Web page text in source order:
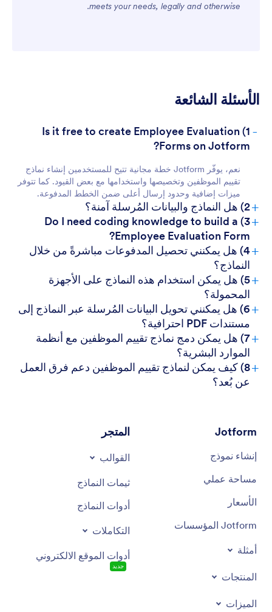
للعملاء:
meets your needs, legally and otherwise.
الأسئلة الشائعة
-
1) Is it free to create Employee Evaluation
Forms on Jotform?
نعم، يوفّر Jotform خطة مجانية تتيح للمستخدمين إنشاء نماذج
تقييم الموظفين وتخصيصها واستخدامها مع بعض القيود. كما تتوفر
ميزات إضافية وحدود إرسال أعلى ضمن الخطط المدفوعة.
+2) هل النماذج والبيانات المُرسلة آمنة؟
+
3) Do I need coding knowledge to build a
Employee Evaluation Form?
+
4) هل يمكنني تحصيل المدفوعات مباشرةً من خلال
النماذج؟
+ 5) هل يمكن استخدام هذه النماذج على الأجهزة
المحمولة؟
+
6) هل يمكنني تحويل البيانات المُرسلة عبر النماذج إلى
مستندات PDF احترافية؟
+ 7) هل يمكن دمج نماذج تقييم الموظفين مع أنظمة
الموارد البشرية؟
+ 8) كيف يمكن لنماذج تقييم الموظفين دعم فرق العمل
عن بُعد؟
Jotform
إنشاء نموذج
مساحة عملي
الأسعار
Jotform المؤسسات
أمثلة
المنتجات
الميزات
المتجر
القوالب
ثيمات النماذج
أدوات النماذج
التكاملات
أدوات الموقع الالكتروني
جديد